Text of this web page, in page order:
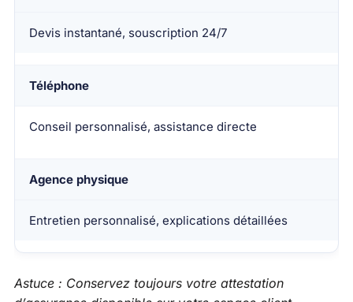
Devis instantané, souscription 24/7
Téléphone
Conseil personnalisé, assistance directe
Agence physique
Entretien personnalisé, explications détaillées
Astuce : Conservez toujours votre attestation